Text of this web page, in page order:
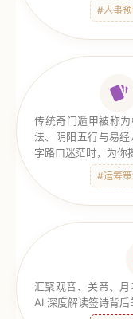
#人事预
传统奇门遁甲被称
法、阴阳五行与易
字路口迷茫时，为你
#运筹策
汇聚观音、关帝、
AI 深度解读签诗背